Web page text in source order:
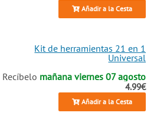
Añadir a la Cesta
Kit de herramientas 21 en 1
Universal
Recíbelo mañana viernes 07 agosto
4.99€
Añadir a la Cesta